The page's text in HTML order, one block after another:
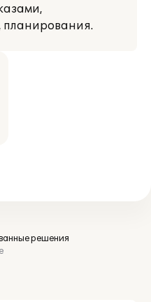
планирования.
решения